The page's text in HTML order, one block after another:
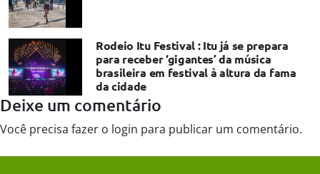
Rodeio Itu Festival : Itu já se prepara
para receber ‘gigantes’ da música
brasileira em festival à altura da fama
da cidade
Deixe um comentário
Você precisa fazer o login para publicar um comentário.